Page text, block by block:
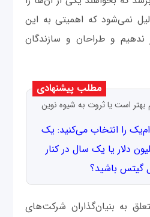
نمی‌شود که اهمیتی به این
ندهیم و طراحان و سازندگان
مطلب پیشنهادی
بهتر است یا ثروت به شیوه نوین
را انتخاب می‌کنید: یک
دلار یا یک سال در کنار
گیتس باشید؟
که متعلق به بنیان‌گذاران شرکت‌های